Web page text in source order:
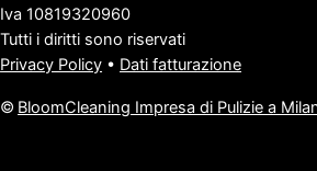
Iva 10819320960
Tutti i diritti sono riservati
Privacy Policy • Dati fatturazione
© BloomCleaning Impresa di Pulizie a